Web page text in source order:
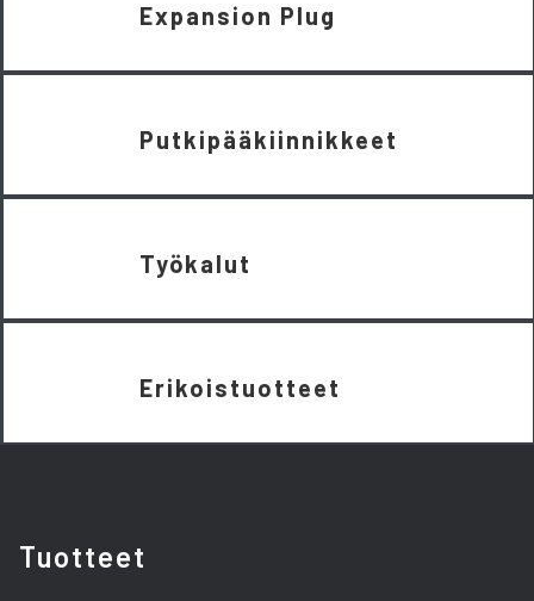
Expansion Plug
Putkipääkiinnikkeet
Työkalut
Erikoistuotteet
Tuotteet